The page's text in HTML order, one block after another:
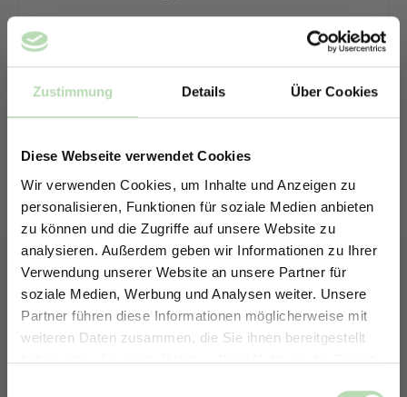
Zustimmung Details Über Cookies
Diese Webseite verwendet Cookies
Wir verwenden Cookies, um Inhalte und Anzeigen zu
personalisieren, Funktionen für soziale Medien anbieten
zu können und die Zugriffe auf unsere Website zu
analysieren. Außerdem geben wir Informationen zu Ihrer
Verwendung unserer Website an unsere Partner für
soziale Medien, Werbung und Analysen weiter. Unsere
Partner führen diese Informationen möglicherweise mit
weiteren Daten zusammen, die Sie ihnen bereitgestellt
haben oder die sie im Rahmen Ihrer Nutzung der Dienste
ERHALTE 5% RABATT AUF
DEINE RÜCKWÄNDE